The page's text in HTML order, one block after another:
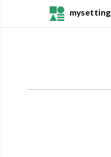
mysetting